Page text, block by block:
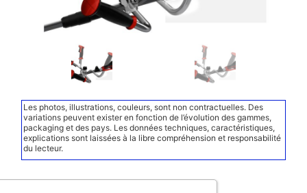
Les photos, illustrations, couleurs, sont non contractuelles. Des
variations peuvent exister en fonction de l’évolution des gammes,
packaging et des pays. Les données techniques, caractéristiques,
explications sont laissées à la libre compréhension et responsabilité
du lecteur.